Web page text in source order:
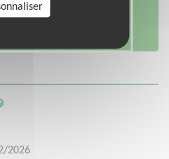
me porte
2026